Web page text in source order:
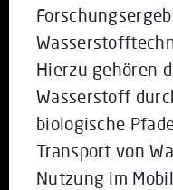
Hierzu gehören
Wasserstoff
biologische
Transport von
Nutzung im